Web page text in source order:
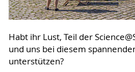
Habt ihr Lust, Teil der
und uns bei diesem
unterstützen?